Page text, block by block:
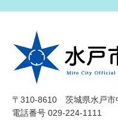
〒310-8610 茨城県水戸市
電話番号 029-224-1111